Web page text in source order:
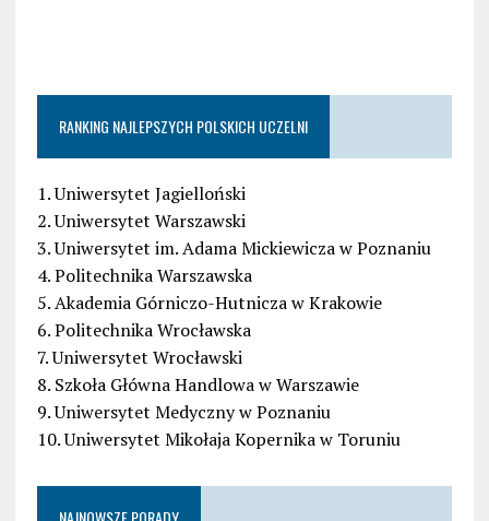
RANKING NAJLEPSZYCH POLSKICH UCZELNI
1. Uniwersytet Jagielloński
2. Uniwersytet Warszawski
3. Uniwersytet im. Adama Mickiewicza w Poznaniu
4. Politechnika Warszawska
5. Akademia Górniczo-Hutnicza w Krakowie
6. Politechnika Wrocławska
7. Uniwersytet Wrocławski
8. Szkoła Główna Handlowa w Warszawie
9. Uniwersytet Medyczny w Poznaniu
10. Uniwersytet Mikołaja Kopernika w Toruniu